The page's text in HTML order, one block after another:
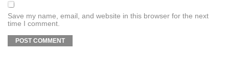
Save my name, email, and website in this browser for the next
time I comment.